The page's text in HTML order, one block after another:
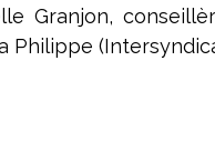
Granjon,
Philippe